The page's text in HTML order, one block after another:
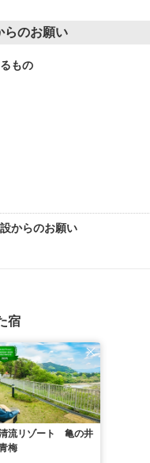
らのお願い
もの
からのお願い
宿
流リゾート 亀の井
梅